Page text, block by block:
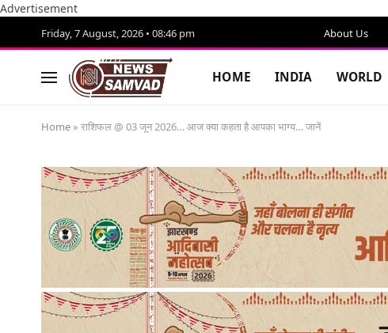
Advertisement
Friday, 7 August, 2026 • 08:46 pm About Us
HOME INDIA WORLD
Home » राशिफल @ 03 जून 2026… आज क्या कहता है आपका भाग्य… जानें